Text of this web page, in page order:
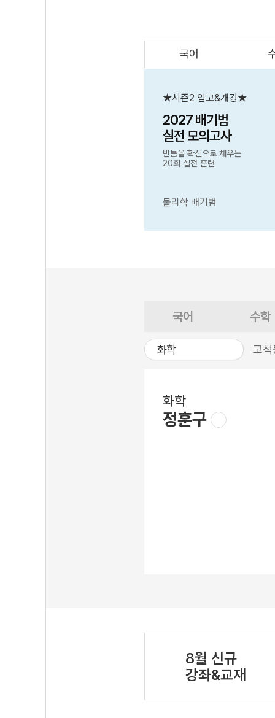
국어
★시즌2 입고&개강★
2027 배기범
실전 모의고사
빈틈을 확신으로 채우는
20회 실전 훈련
물리학 배기범
국어 수학
화학 고석
화학
정훈구
8월 신규
강좌&교재